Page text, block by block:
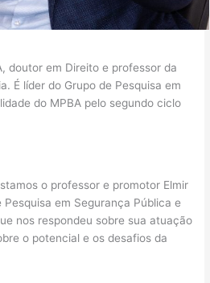
doutor em Direito e professor da
É líder do Grupo de Pesquisa em
do MPBA pelo segundo ciclo
o professor e promotor Elmir
em Segurança Pública e
nos respondeu sobre sua atuação
o potencial e os desafios da